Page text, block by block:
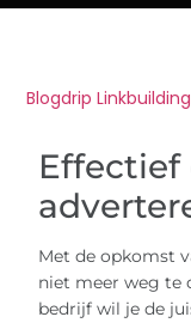
Blogdrip
Effectief
Met de opkomst
niet meer weg te
bedrijf wil je de